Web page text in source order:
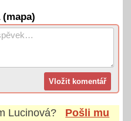
Lucinová?
Pošli mu